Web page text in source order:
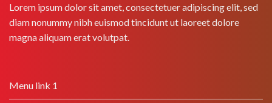
Lorem ipsum dolor sit amet, consectetuer adipiscing elit, sed
diam nonummy nibh euismod tincidunt ut laoreet dolore
magna aliquam erat volutpat.
Menu link 1